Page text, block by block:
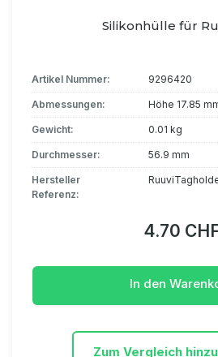
Silikonhülle für
Artikel Nummer: 9296420
Abmessungen: Höhe 17.85
Gewicht: 0.01 kg
Durchmesser: 56.9 mm
Hersteller
Referenz:
4.70
In den
Zum Vergleich